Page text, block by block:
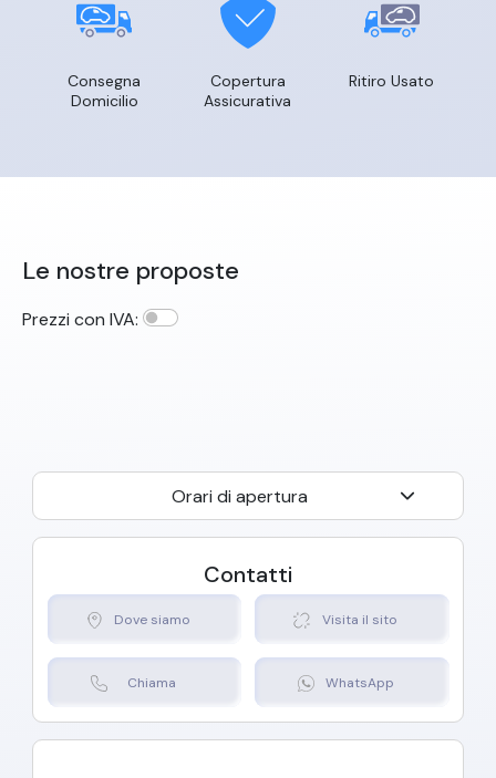
Consegna
Domicilio
Copertura
Assicurativa
Ritiro Usato
Le nostre proposte
Prezzi con IVA:
Orari di apertura
Contatti
Dove siamo Visita il sito
Chiama WhatsApp